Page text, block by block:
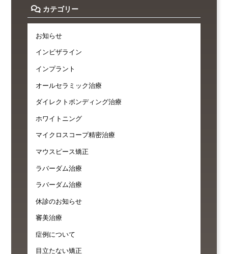
カテゴリー
お知らせ
インビザライン
インプラント
オールセラミック治療
ダイレクトボンディング治療
ホワイトニング
マイクロスコープ精密治療
マウスピース矯正
ラバーダム治療
ラバーダム治療
休診のお知らせ
審美治療
症例について
目立たない矯正